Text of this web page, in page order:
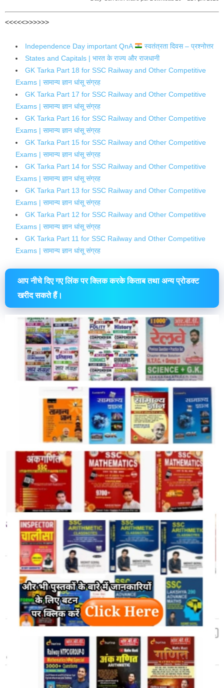
<<<<<>>>>>>
Independence Day important QnA
स्वतंत्रता दिवस – प्रश्नोत्तर
States and Capitals | भारत के राज्य और राजधानी
GK Tarka Part 18 for SSC Railway and Other Competitive
Exams | सामान्य ज्ञान धांसू संग्रह
GK Tarka Part 17 for SSC Railway and Other Competitive
Exams | सामान्य ज्ञान धांसू संग्रह
GK Tarka Part 16 for SSC Railway and Other Competitive
Exams | सामान्य ज्ञान धांसू संग्रह
GK Tarka Part 15 for SSC Railway and Other Competitive
Exams | सामान्य ज्ञान धांसू संग्रह
GK Tarka Part 14 for SSC Railway and Other Competitive
Exams | सामान्य ज्ञान धांसू संग्रह
GK Tarka Part 13 for SSC Railway and Other Competitive
Exams | सामान्य ज्ञान धांसू संग्रह
GK Tarka Part 12 for SSC Railway and Other Competitive
Exams | सामान्य ज्ञान धांसू संग्रह
GK Tarka Part 11 for SSC Railway and Other Competitive
Exams | सामान्य ज्ञान धांसू संग्रह
आप नीचे दिए गए लिंक पर क्लिक करके किताब तथा अन्य प्रोडक्ट
खरीद सकते हैं।